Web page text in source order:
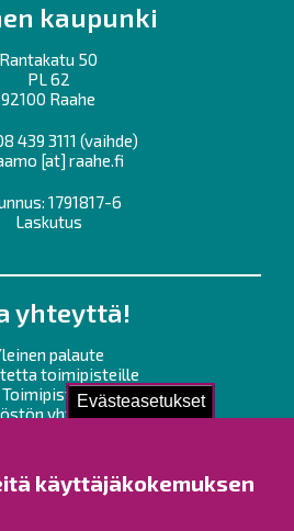
Evästeasetukset
käyttäjäkokemuksen
kaupunki
Rantakatu 50
PL 62
92100 Raahe
439 3111 (vaihde)
[at] raahe.fi
1791817-6
Laskutus
yhteyttä!
palaute
toimipisteille
Toimipisteet
yhteystiedot
Facebookissa
Instagramissa